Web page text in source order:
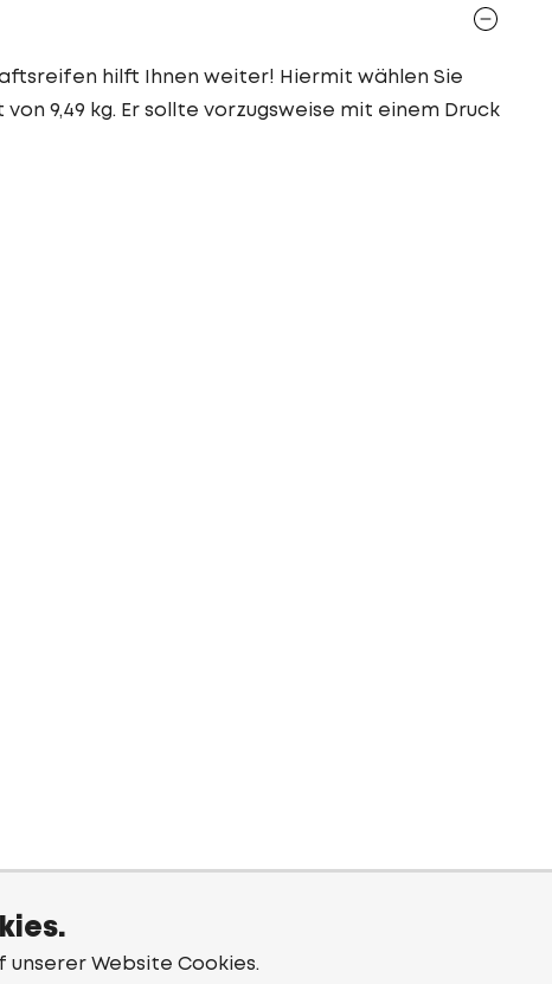
hilft Ihnen weiter! Hiermit wählen Sie
9,49 kg. Er sollte vorzugsweise mit einem Druck
unserer Website Cookies.